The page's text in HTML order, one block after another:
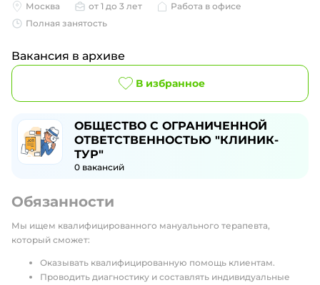
Москва от 1 до 3 лет
Работа в офисе
Полная занятость
Вакансия в архиве
В избранное
ОБЩЕСТВО С ОГРАНИЧЕННОЙ
ОТВЕТСТВЕННОСТЬЮ "КЛИНИК-
ТУР"
0 вакансий
Обязанности
Мы ищем квалифицированного мануального терапевта,
который сможет:
Оказывать квалифицированную помощь клиентам.
Проводить диагностику и составлять индивидуальные